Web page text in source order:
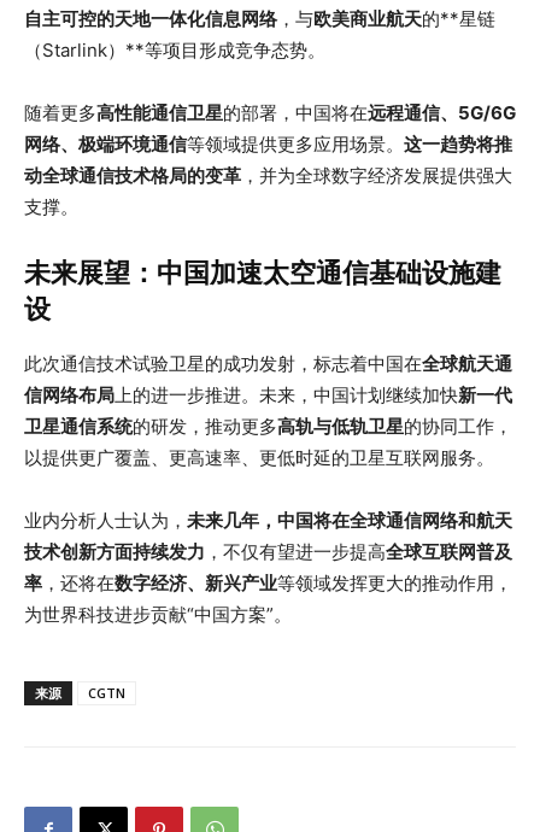
自主可控的天地一体化信息网络，与欧美商业航天的**星链
（Starlink）**等项目形成竞争态势。
随着更多高性能通信卫星的部署，中国将在远程通信、5G/6G
网络、极端环境通信等领域提供更多应用场景。 这一趋势将推
动全球通信技术格局的变革 ，并为全球数字经济发展提供强大
支撑。
未来展望：中国加速太空通信基础设施建
设
此次通信技术试验卫星的成功发射，标志着中国在全球航天通
信网络布局 上的进一步推进。未来，中国计划继续加快新一代
卫星通信系统的研发，推动更多高轨与低轨卫星的协同工作，
以提供更广覆盖、更高速率、更低时延的卫星互联网服务。
业内分析人士认为， 未来几年，中国将在全球通信网络和航天
技术创新方面持续发力 ，不仅有望进一步提高全球互联网普及
率 ，还将在数字经济、新兴产业等领域发挥更大的推动作用，
为世界科技进步贡献“中国方案”。
来源 CGTN